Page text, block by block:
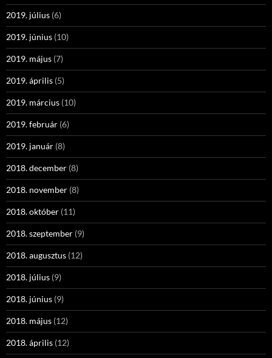
2019. július (6)
2019. június (10)
2019. május (7)
2019. április (5)
2019. március (10)
2019. február (6)
2019. január (8)
2018. december (8)
2018. november (8)
2018. október (11)
2018. szeptember (9)
2018. augusztus (12)
2018. július (9)
2018. június (9)
2018. május (12)
2018. április (12)